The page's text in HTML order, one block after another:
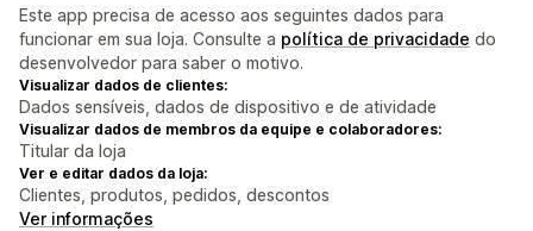
Este app precisa de acesso aos seguintes dados para
funcionar em sua loja. Consulte a política de privacidade do
desenvolvedor para saber o motivo.
Visualizar dados de clientes:
Dados sensíveis, dados de dispositivo e de atividade
Visualizar dados de membros da equipe e colaboradores:
Titular da loja
Ver e editar dados da loja:
Clientes, produtos, pedidos, descontos
Ver informações